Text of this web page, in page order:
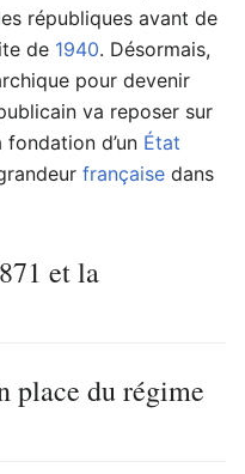
républiques avant de
de 1940. Désormais,
pour devenir
va reposer sur
fondation d’un État
française dans
et la
place du régime